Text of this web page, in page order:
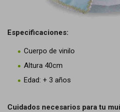
Especificaciones:
Cuerpo de vinilo
Altura 40cm
Edad: + 3 años
Cuidados necesarios para tu